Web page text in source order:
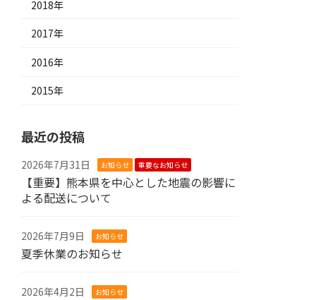
2018年
2017年
2016年
2015年
最近の投稿
2026年7月31日 お知らせ 重要なお知らせ
【重要】熊本県を中心とした地震の影響に
よる配送について
2026年7月9日 お知らせ
夏季休業のお知らせ
2026年4月2日 お知らせ